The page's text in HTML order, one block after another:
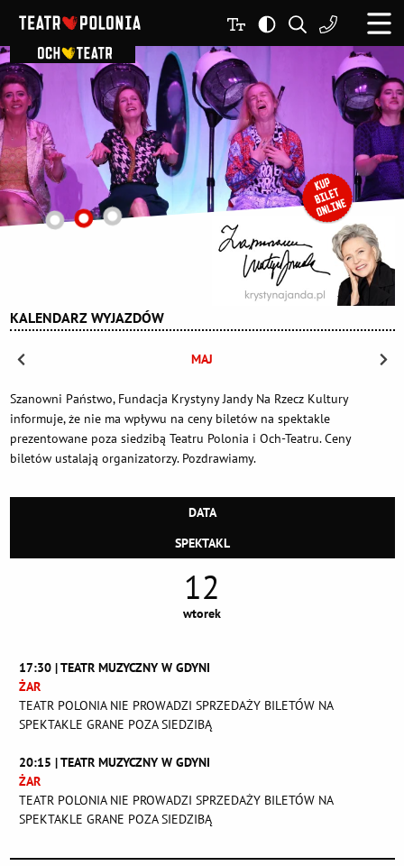
KALENDARZ WYJAZDÓW
MAJ
Szanowni Państwo, Fundacja Krystyny Jandy Na Rzecz Kultury
informuje, że nie ma wpływu na ceny biletów na spektakle
prezentowane poza siedzibą Teatru Polonia i Och-Teatru. Ceny
biletów ustalają organizatorzy. Pozdrawiamy.
DATA
SPEKTAKL
12
wtorek
17:30 | TEATR MUZYCZNY W GDYNI
ŻAR
TEATR POLONIA NIE PROWADZI SPRZEDAŻY BILETÓW NA
SPEKTAKLE GRANE POZA SIEDZIBĄ
20:15 | TEATR MUZYCZNY W GDYNI
ŻAR
TEATR POLONIA NIE PROWADZI SPRZEDAŻY BILETÓW NA
SPEKTAKLE GRANE POZA SIEDZIBĄ